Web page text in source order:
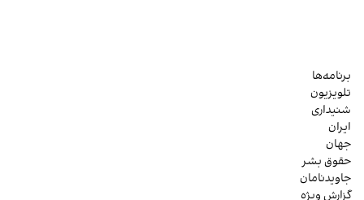
برنامه‌ها
تلویزیون
شنیداری
ایران
جهان
حقوق بشر
جاویدنامان
گزارش ویژه